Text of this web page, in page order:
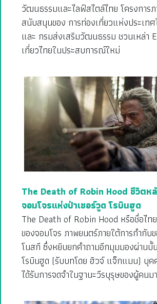
วัฒนธรรมและไลฟ์สไตล์ไทย โครงการภ
สนับสนุนของ การท่องเที่ยวแห่งประเท
และ กรมส่งเสริมวัฒนธรรม ชวนเหล่า
เที่ยวไทยในประสบการณ์ใหม่
The Death of Robin Hood ชีวิตห
จอมโจรแห่งป่าเชอร์วูด โรบินฮูด
The Death of Robin Hood หรือชื่อไท
ของจอมโจร ภาพยนตร์ภายใต้การกำกับ
โนสกี ซึ่งหยิบยกคำถามอีกมุมมองผ่านบั้
โรบินฮูด (รับบทโดย ฮิวจ์ แจ็กแมน) บุค
ได้รับการจดจำในฐานะวีรบุรุษของผู้คนม